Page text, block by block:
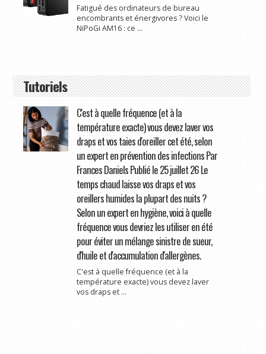
Fatigué des ordinateurs de bureau
encombrants et énergivores ? Voici le
NiPoGi AM16 : ce ...
Tutoriels
C'est à quelle fréquence (et à la
température exacte) vous devez laver vos
draps et vos taies d'oreiller cet été, selon
un expert en prévention des infections Par
Frances Daniels Publié le 25 juillet 26 Le
temps chaud laisse vos draps et vos
oreillers humides la plupart des nuits ?
Selon un expert en hygiène, voici à quelle
fréquence vous devriez les utiliser en été
pour éviter un mélange sinistre de sueur,
d'huile et d'accumulation d'allergènes.
C'est à quelle fréquence (et à la
température exacte) vous devez laver
vos draps et ...